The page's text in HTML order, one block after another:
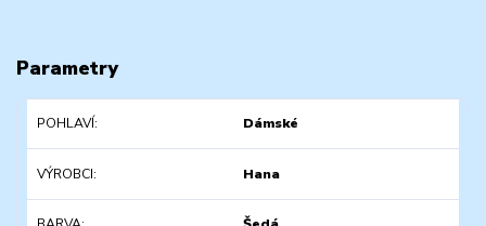
Parametry
POHLAVÍ Dámské
VÝROBCI Hana